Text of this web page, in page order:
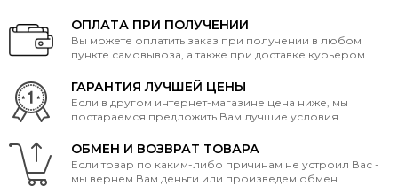
ОПЛАТА ПРИ ПОЛУЧЕНИИ
Вы можете оплатить заказ при получении в любом
пункте самовывоза, а также при доставке курьером.
ГАРАНТИЯ ЛУЧШЕЙ ЦЕНЫ
Если в другом интернет-магазине цена ниже, мы
постараемся предложить Вам лучшие условия.
ОБМЕН И ВОЗВРАТ ТОВАРА
Если товар по каким-либо причинам не устроил Вас -
мы вернем Вам деньги или произведем обмен.